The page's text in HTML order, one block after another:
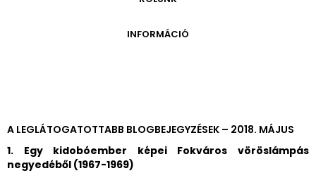
PÉCSI JÓZSEF - A NÉVADÓ
ARCHÍVUM 2014-2018
INFORMÁCIÓ
ÜVEGZSEB
A LEGLÁTOGATOTTABB BLOGBEJEGYZÉSEK – 2018. MÁJUS
1. Egy kidobóember képei Fokváros vöröslámpás
negyedéből (1967-1969)